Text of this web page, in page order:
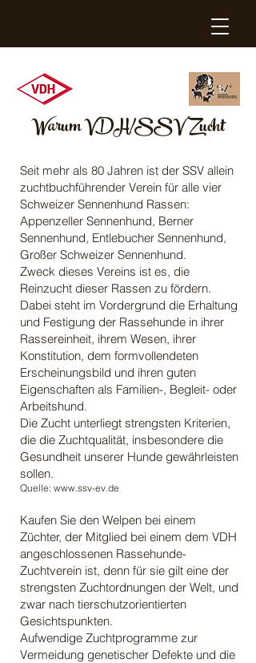
Warum VDH/SSV Zucht
Seit mehr als 80 Jahren ist der SSV allein
zuchtbuchführender Verein für alle vier
Schweizer Sennenhund Rassen:
Appenzeller Sennenhund, Berner
Sennenhund, Entlebucher Sennenhund,
Großer Schweizer Sennenhund.
Zweck dieses Vereins ist es, die
Reinzucht dieser Rassen zu fördern.
Dabei steht im Vordergrund die Erhaltung
und Festigung der Rassehunde in ihrer
Rassereinheit, ihrem Wesen, ihrer
Konstitution, dem formvollendeten
Erscheinungsbild und ihren guten
Eigenschaften als Familien-, Begleit- oder
Arbeitshund.
Die Zucht unterliegt strengsten Kriterien,
die die Zuchtqualität, insbesondere die
Gesundheit unserer Hunde gewährleisten
sollen.
Quelle: www.ssv-ev.de
Kaufen Sie den Welpen bei einem
Züchter, der Mitglied bei einem dem VDH
angeschlossenen Rassehunde-
Zuchtverein ist, denn für sie gilt eine der
strengsten Zuchtordnungen der Welt, und
zwar nach tierschutzorientierten
Gesichtspunkten.
Aufwendige Zuchtprogramme zur
Vermeidung genetischer Defekte und die